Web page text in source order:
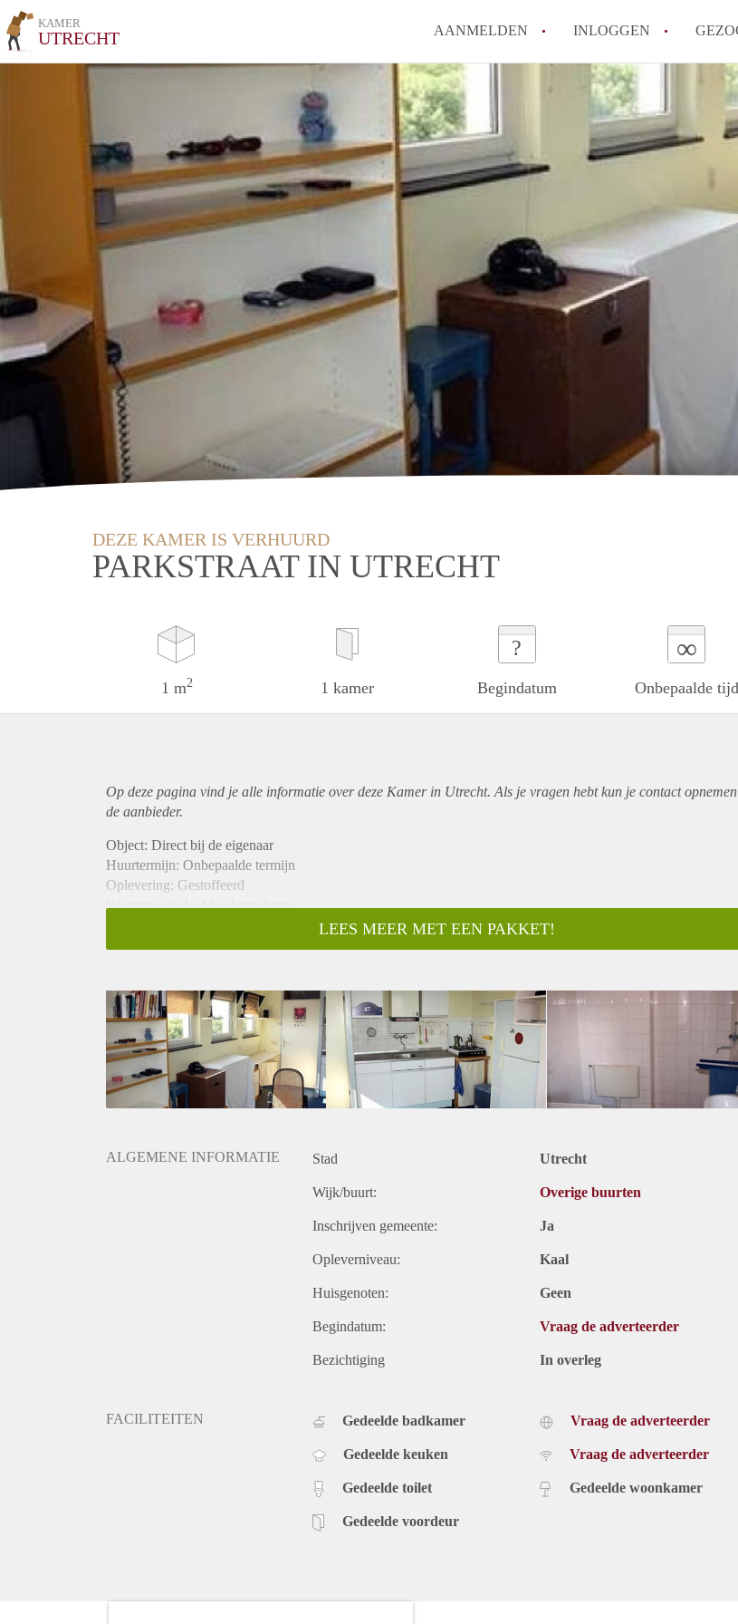
KAMER
UTRECHT AANMELDEN INLOGGEN
Hoe vind ik
Hoe moeilijk is
Tips: om in
How to
Alle veelgestelde
DEZE KAMER IS VERHUURD
PARKSTRAAT IN UTRECHT
1 m2 1 kamer
?
Begindatum
∞
Onbepaalde tijd
Op deze pagina vind je alle informatie over deze Kamer in Utrecht. Als je vragen hebt kun je contact
de aanbieder.
Object: Direct bij de eigenaar
Huurtermijn: Onbepaalde termijn
Oplevering: Gestoffeerd
Inkomen eis: Ja 2,6 x bruto huur
Borg: 1 maand
Gedeelde keuken: Nee
Gedeelde Douche: Nee
Gedeelde woonkamer: Nee
Huisgenoten: Nee
Geslacht huisgenoten: N.v.t.
LEES MEER MET EEN PAKKET!
ALGEMENE INFORMATIE Stad Utrecht
Wijk/buurt: Overige buurten
Inschrijven gemeente: Ja
Opleverniveau: Kaal
Huisgenoten: Geen
Begindatum: Vraag de adverteerder
Bezichtiging In overleg
FACILITEITEN Gedeelde badkamer
Gedeelde keuken
Gedeelde toilet
Gedeelde voordeur
Vraag de adverteerder
Vraag de adverteerder
Gedeelde woonkamer